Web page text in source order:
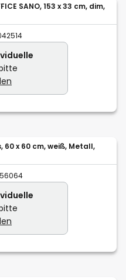
SANO, 153 x 33 cm, dim,
60 x 60 cm, weiß, Metall,